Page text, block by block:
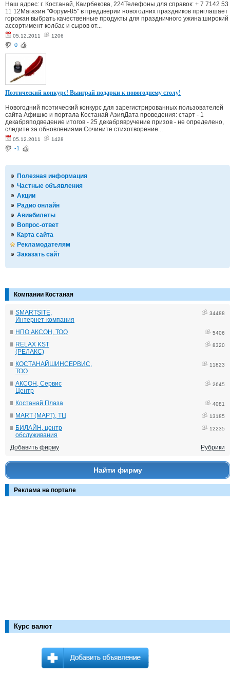
Полезная информация
Частные объявления
Акции
Радио онлайн
Авиабилеты
Вопрос-ответ
Карта сайта
Рекламодателям
Заказать сайт
Компании Костаная
SMARTSITE,
Интернет-компания
34488
НПО АКСОН, ТОО 5406
RELAX KST
(РЕЛАКС)
8320
КОСТАНАЙШИНСЕРВИС,
ТОО
11823
АКСОН, Сервис
Центр
2645
Костанай Плаза 4081
MART (МАРТ), ТЦ 13185
БИЛАЙН, центр
обслуживания
12235
Добавить фирму Рубрики
Найти фирму
Реклама на портале
Курс валют
Наш адрес: г. Костанай, Каирбекова, 224Телефоны для справок: + 7 7142 53
11 12Магазин "Форум-85" в преддверии новогодних праздников приглашает
горожан выбрать качественные продукты для праздничного ужина:широкий
ассортимент колбас и сыров от...
05.12.2011 1206
0
Поэтический конкурс! Выиграй подарки к новогоднему столу!
Новогодний поэтический конкурс для зарегистрированных пользователей
сайта Афишко и портала Костанай АзияДата проведения: старт - 1
декабряподведение итогов - 25 декабрявручение призов - не определено,
следите за обновлениями.Сочините стихотворение...
05.12.2011 1428
-1